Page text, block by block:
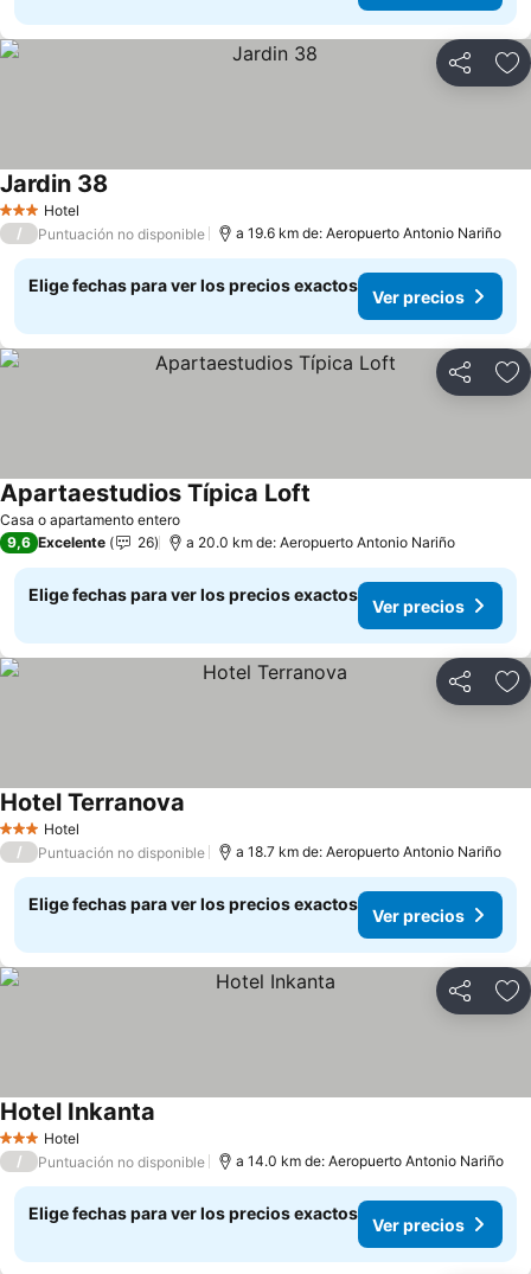
Compartir
3 Estrellas
Hotel
Jardin 38
/ Puntuación no disponible a 19.6 km de: Aeropuerto Antonio Nariño
Elige fechas para ver los precios exactos
Ver precios
Compartir
Casa o apartamento entero
Apartaestudios Típica Loft
9,6 Excelente 26 a 20.0 km de: Aeropuerto Antonio Nariño
Elige fechas para ver los precios exactos
Ver precios
Compartir
3 Estrellas
Hotel
Hotel Terranova
/ Puntuación no disponible a 18.7 km de: Aeropuerto Antonio Nariño
Elige fechas para ver los precios exactos
Ver precios
Compartir
3 Estrellas
Hotel
Hotel Inkanta
/ Puntuación no disponible a 14.0 km de: Aeropuerto Antonio Nariño
Elige fechas para ver los precios exactos
Ver precios